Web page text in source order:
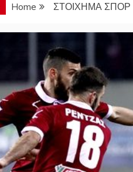
Home ΣΤΟΙΧΗΜΑ ΣΠΟΡ